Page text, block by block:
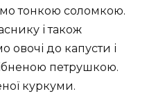
тонкою соломкою.
і також
до капусти і
петрушкою.
куркуми.